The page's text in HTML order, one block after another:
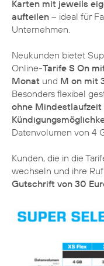
Karten mit jeweils
aufteilen – ideal für
Unternehmen.
Neukunden bietet
Online-Tarife S On
Monat und M on mit
Besonders flexibel
ohne
Datenvolumen von 4
Kunden, die in die
wechseln und ihre
Gutschrift von 30